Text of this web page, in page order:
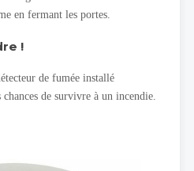
en fermant les portes.
!
de fumée installé
de survivre à un incendie.